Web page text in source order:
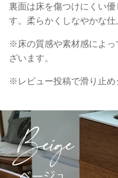
裏面は床を傷つけにくい
す。柔らかくしなやかな仕
※床の質感や素材感によ
ざいます。
※レビュー投稿で滑り止め